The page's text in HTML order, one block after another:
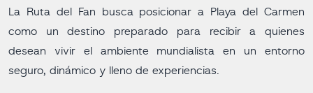
La Ruta del Fan busca posicionar a Playa del Carmen
como un destino preparado para recibir a quienes
desean vivir el ambiente mundialista en un entorno
seguro, dinámico y lleno de experiencias.